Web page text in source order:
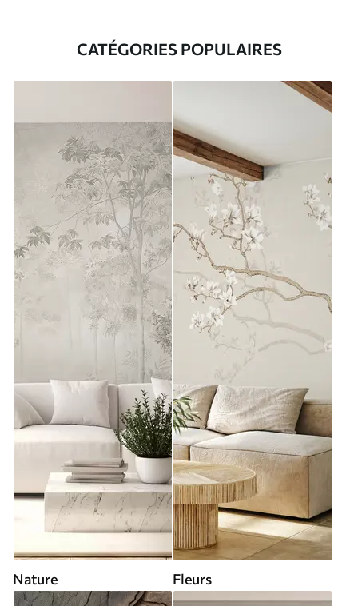
CATÉGORIES POPULAIRES
Nature Fleurs